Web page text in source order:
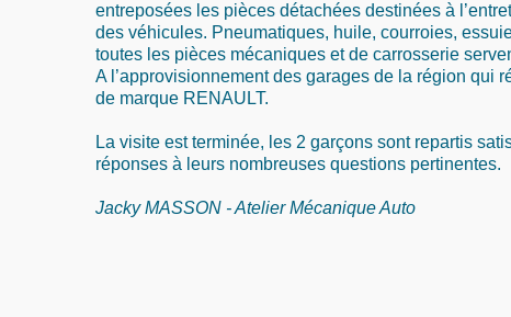
entreposées les pièces détachées destinées à
des véhicules. Pneumatiques, huile, courroies,
toutes les pièces mécaniques et de carrosserie
A l’approvisionnement des garages de la région qui
de marque RENAULT.
La visite est terminée, les 2 garçons sont repartis
réponses à leurs nombreuses questions pertinentes.
Jacky MASSON - Atelier Mécanique Auto